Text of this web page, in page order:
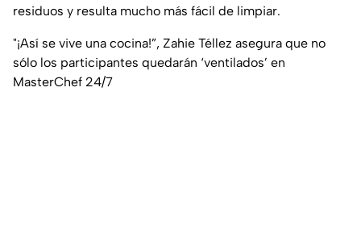
residuos y resulta mucho más fácil de limpiar.
"¡Así se vive una cocina!”, Zahie Téllez asegura que no
sólo los participantes quedarán ‘ventilados’ en
MasterChef 24/7